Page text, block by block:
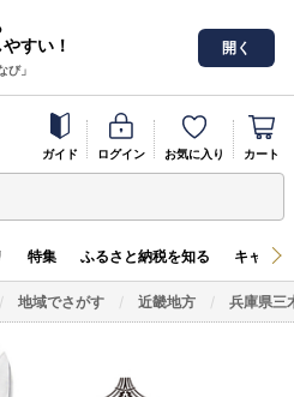
すい！
び」
開く
ガイド ログイン お気に入り カート
特集 ふるさと納税を知る キャン
地域でさがす 近畿地方 兵庫県三